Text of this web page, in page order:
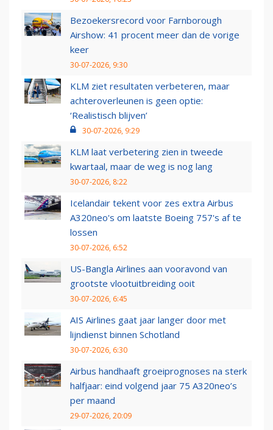
Bezoekersrecord voor Farnborough
Airshow: 41 procent meer dan de vorige
keer
30-07-2026, 9:30
KLM ziet resultaten verbeteren, maar
achteroverleunen is geen optie:
‘Realistisch blijven’
30-07-2026, 9:29
KLM laat verbetering zien in tweede
kwartaal, maar de weg is nog lang
30-07-2026, 8:22
Icelandair tekent voor zes extra Airbus
A320neo's om laatste Boeing 757's af te
lossen
30-07-2026, 6:52
US-Bangla Airlines aan vooravond van
grootste vlootuitbreiding ooit
30-07-2026, 6:45
AIS Airlines gaat jaar langer door met
lijndienst binnen Schotland
30-07-2026, 6:30
Airbus handhaaft groeiprognoses na sterk
halfjaar: eind volgend jaar 75 A320neo’s
per maand
29-07-2026, 20:09